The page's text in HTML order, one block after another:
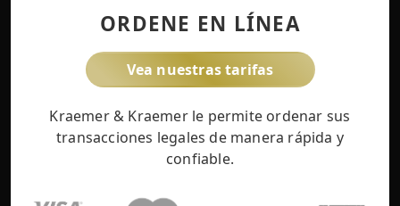
ORDENE EN LÍNEA
Vea nuestras tarifas
Kraemer & Kraemer le permite ordenar sus
transacciones legales de manera rápida y
confiable.